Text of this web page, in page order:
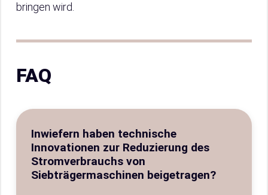
bringen wird.
FAQ
Inwiefern haben technische
Innovationen zur Reduzierung des
Stromverbrauchs von
Siebträgermaschinen beigetragen?